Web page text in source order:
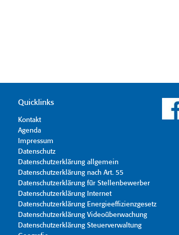
Quicklinks
Kontakt
Agenda
Impressum
Datenschutz
Datenschutzerklärung allgemein
Datenschutzerklärung nach Art. 55
Datenschutzerklärung für Stellenbewerber
Datenschutzerklärung Internet
Datenschutzerklärung Energieeffizienzgesetz
Datenschutzerklärung Videoüberwachung
Datenschutzerklärung Steuerverwaltung